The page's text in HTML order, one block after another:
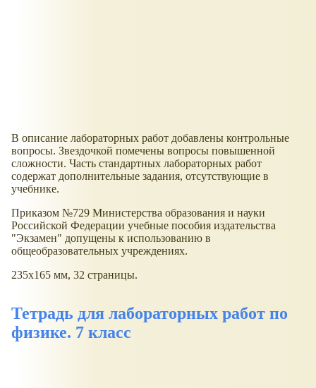
В описание лабораторных работ добавлены контрольные
вопросы. Звездочкой помечены вопросы повышенной
сложности. Часть стандартных лабораторных работ
содержат дополнительные задания, отсутствующие в
учебнике.
Приказом №729 Министерства образования и науки
Российской Федерации учебные пособия издательства
"Экзамен" допущены к использованию в
общеобразовательных учреждениях.
235x165 мм, 32 страницы.
Тетрадь для лабораторных работ по
физике. 7 класс